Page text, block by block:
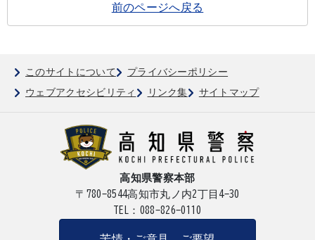
前のページへ戻る
このサイトについて
プライバシーポリシー
ウェブアクセシビリティ
リンク集 サイトマップ
高知県警察本部
〒780-8544高知市丸ノ内2丁目4-30
TEL：088-826-0110